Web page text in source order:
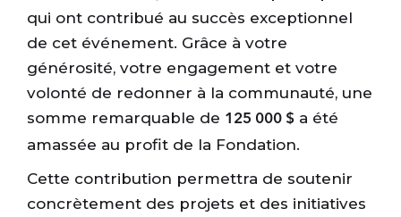
qui ont contribué au succès exceptionnel
de cet événement. Grâce à votre
générosité, votre engagement et votre
volonté de redonner à la communauté, une
somme remarquable de 125 000 $ a été
amassée au profit de la Fondation.
Cette contribution permettra de soutenir
concrètement des projets et des initiatives